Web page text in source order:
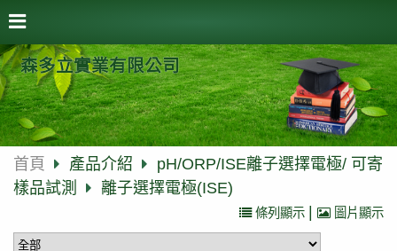
森多立實業有限公司
首頁 產品介紹
pH/ORP/ISE離子選擇電極/ 可寄
樣品試測
離子選擇電極(ISE)
條列顯示 圖片顯示